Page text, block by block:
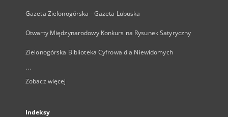
Gazeta Zielonogórska - Gazeta Lubuska
Otwarty Międzynarodowy Konkurs na Rysunek Satyryczny
Zielonogórska Biblioteka Cyfrowa dla Niewidomych
...
Zobacz więcej
Indeksy